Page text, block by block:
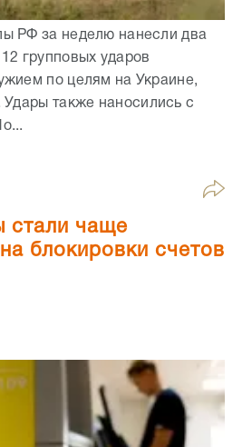
РФ за неделю нанесли два
групповых ударов
по целям на Украине,
также наносились с
стали чаще
блокировки счетов